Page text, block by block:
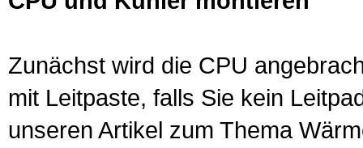
Zunächst wird die CPU
mit Leitpaste, falls Sie kein
unseren Artikel zum Thema